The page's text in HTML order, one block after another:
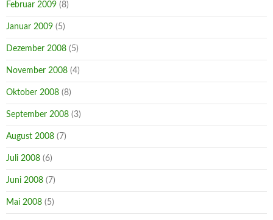
Februar 2009 (8)
Januar 2009 (5)
Dezember 2008 (5)
November 2008 (4)
Oktober 2008 (8)
September 2008 (3)
August 2008 (7)
Juli 2008 (6)
Juni 2008 (7)
Mai 2008 (5)